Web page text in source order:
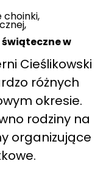
choinki,
w
Cieślikowski
różnych
okresie.
rodziny na
organizujące